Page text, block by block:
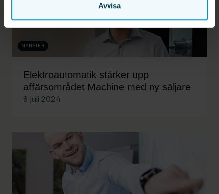
Avvisa
NYHETER
Elektroautomatik stärker upp
affärsområdet Machine med ny säljare
8 juli 2024